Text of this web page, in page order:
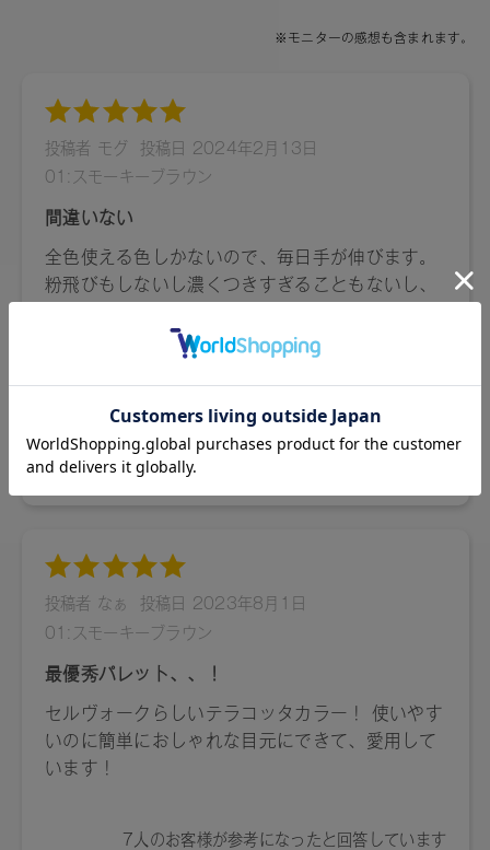
スピノサ核油、カニナバラ果実油、ローズマリー葉エキス、
〈C,D〉トリ（カプリル酸/カプリン酸）グリセリル、タル
ク、ダイマージリノール酸ジ（イソステアリル/フィトステリ
ル）、シリカ、カルナウバロウ、ダイマージリノール酸ダイ
マージリノレイルビス（ベヘニル/イソステアリル／フィトス
ーズマリー葉エキス、トコフェロール、エタノール、水、ジ
黄４、酸化スズ、赤２２６
ソステアリル、トリイソステアリン酸ポリグリセリル-２、イ
ソステアリン酸水添ヒマシ油、ラウリン酸亜鉛、アルガニア
鉄、酸化チタン、水酸化Ａｌ、グンジョウ
〈C,D〉トリ（カプリル酸/カプリン酸）グリセリル、ダイマ
ージリノール酸ジ（イソステアリル/フィトステリル）、シリ
カ、カルナウバロウ、タルク、ダイマージリノール酸ダイマ
マリー葉エキス、トコフェロール、エタノール、水、ジパル
（Ｃａ/Ａｌ）、酸化鉄、赤２２６、グンジョウ、コンジョ
ウ、酸化スズ
05：〈A〉トリ（カプリル酸/カプリン酸）グリセリル、トリ
イソステアリン酸ポリグリセリル-2、ミリスチン酸デキスト
リン、シリカ、パルミチン酸デキストリン、タルク、セスキ
イソステアリン酸ソルビタン、セタノール、ダイマージリノ
レイル水添ロジン縮合物、アルガニアスピノサ核油、カニナ
（Ｃａ/Ａｌ）、酸化チタン、マイカ、酸化鉄、酸化スズ